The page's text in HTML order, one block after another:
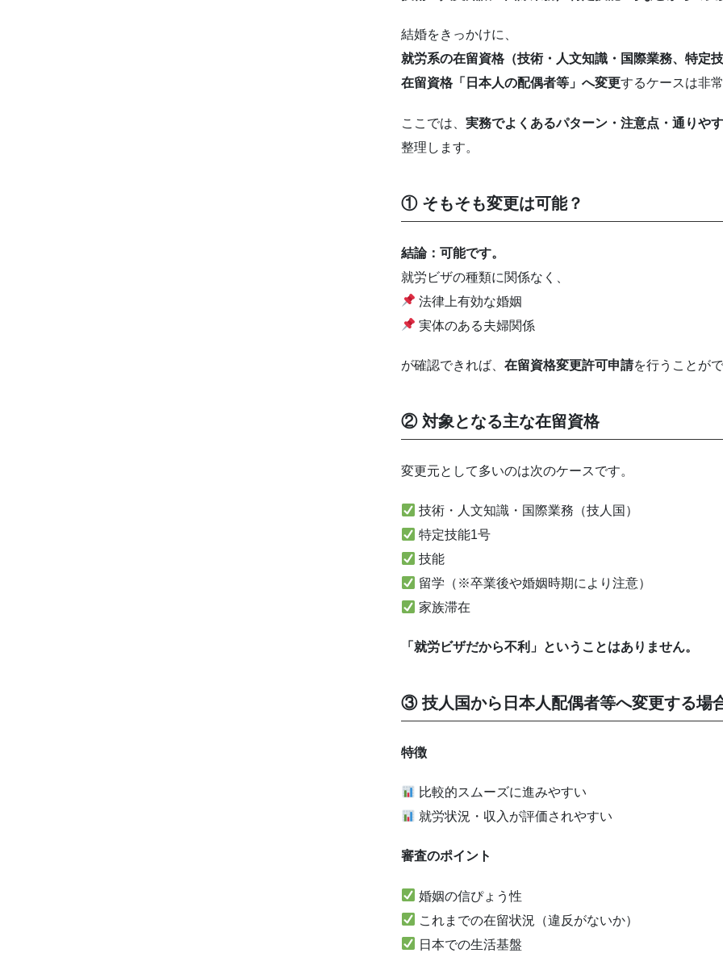
結婚をきっかけに、
就労系の在留資格（技術・人文知識・国際業務、特定
在留資格「日本人の配偶者等」へ変更するケースは非
ここでは、 実務でよくあるパターン・注意点・通りや
整理します。
① そもそも変更は可能？
結論：可能です。
就労ビザの種類に関係なく、
法律上有効な婚姻
実体のある夫婦関係
が確認できれば、 在留資格変更許可申請を行うことがで
② 対象となる主な在留資格
変更元として多いのは次のケースです。
技術・人文知識・国際業務（技人国）
特定技能1号
技能
留学（※卒業後や婚姻時期により注意）
家族滞在
「就労ビザだから不利」ということはありません。
③ 技人国から日本人配偶者等へ変更する場
特徴
比較的スムーズに進みやすい
就労状況・収入が評価されやすい
審査のポイント
婚姻の信ぴょう性
これまでの在留状況（違反がないか）
日本での生活基盤